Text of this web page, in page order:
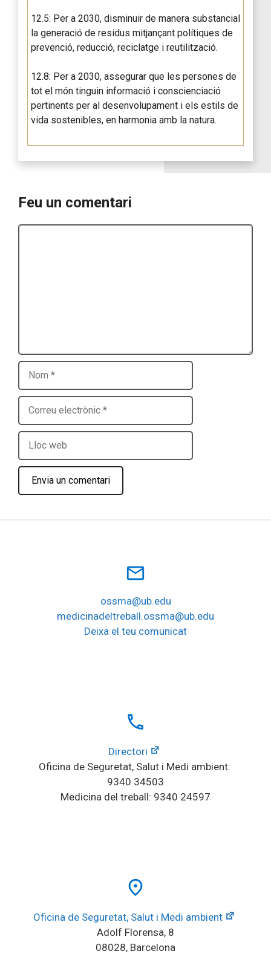
12.5: Per a 2030, disminuir de manera substancial
la generació de residus mitjançant polítiques de
prevenció, reducció, reciclatge i reutilització.
12.8: Per a 2030, assegurar que les persones de
tot el món tinguin informació i conscienciació
pertinents per al desenvolupament i els estils de
vida sostenibles, en harmonia amb la natura.
Feu un comentari
Nom
Correu
electrònic
Lloc
web
mail_outline
ossma@ub.edu
medicinadeltreball.ossma@ub.edu
Deixa el teu comunicat
local_phone
Directori
Oficina de Seguretat, Salut i Medi ambient:
9340 34503
Medicina del treball: 9340 24597
place
Oficina de Seguretat, Salut i Medi ambient
Adolf Florensa, 8
08028, Barcelona